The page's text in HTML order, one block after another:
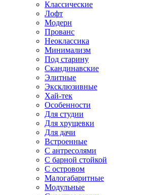
Классические
Лофт
Модерн
Прованс
Неоклассика
Минимализм
Под старину
Скандинавские
Элитные
Эксклюзивные
Хай-тек
Особенности
Для студии
Для хрущевки
Для дачи
Встроенные
С антресолями
С барной стойкой
С островом
Малогабаритные
Модульные